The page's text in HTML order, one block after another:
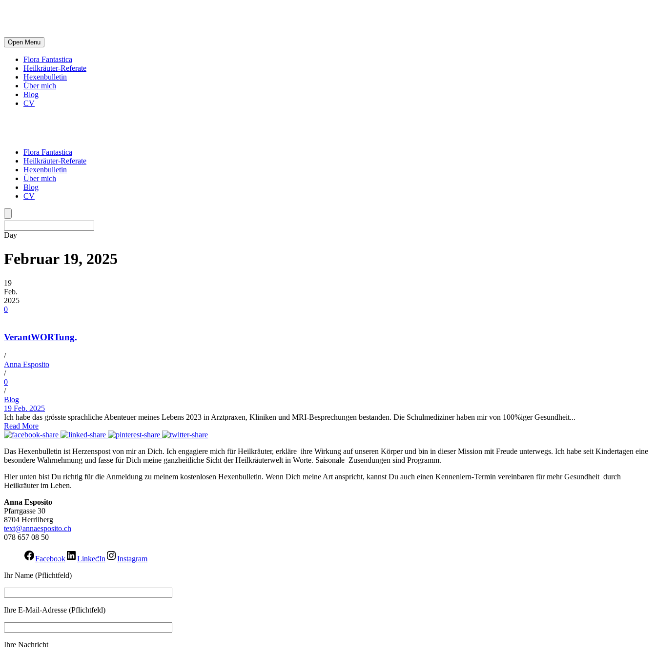
Open Menu
Flora Fantastica
Heilkräuter-Referate
Hexenbulletin
Über mich
Blog
CV
Flora Fantastica
Heilkräuter-Referate
Hexenbulletin
Über mich
Blog
CV
Day
Februar 19, 2025
19
Feb.
2025
0
VerantWORTung.
/
Anna Esposito
/
0
/
Blog
19 Feb. 2025
Ich habe das grösste sprachliche Abenteuer meines Lebens 2023 in Arztpraxen, Kliniken und MRI-Besprechungen bestanden. Die Schulmediziner haben mir von 100%iger Gesundheit...
Read More
Das Hexenbulletin ist Herzenspost von mir an Dich. Ich engagiere mich für Heilkräuter, erkläre ihre Wirkung auf unseren Körper und bin in dieser Mission mit Freude unterwegs. Ich habe seit Kindertagen eine
besondere Wahrnehmung und fasse für Dich meine ganzheitliche Sicht der Heilkräuterwelt in Worte. Saisonale Zusendungen sind Programm.
Hier unten bist Du richtig für die Anmeldung zu meinem kostenlosen Hexenbulletin. Wenn Dich meine Art anspricht, kannst Du auch einen Kennenlern-Termin vereinbaren für mehr Gesundheit durch
Heilkräuter im Leben.
Anna Esposito
Pfarrgasse 30
8704 Herrliberg
text@annaesposito.ch
078 657 08 50
Facebook LinkedIn
Instagram
Ihr Name (Pflichtfeld)
Ihre E-Mail-Adresse (Pflichtfeld)
Ihre Nachricht